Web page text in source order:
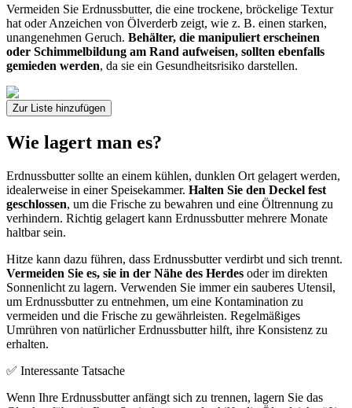
Vermeiden Sie Erdnussbutter, die eine trockene, bröckelige Textur
hat oder Anzeichen von Ölverderb zeigt, wie z. B. einen starken,
unangenehmen Geruch. Behälter, die manipuliert erscheinen
oder Schimmelbildung am Rand aufweisen, sollten ebenfalls
gemieden werden, da sie ein Gesundheitsrisiko darstellen.
Zur Liste hinzufügen
Wie lagert man es?
Erdnussbutter sollte an einem kühlen, dunklen Ort gelagert werden,
idealerweise in einer Speisekammer. Halten Sie den Deckel fest
geschlossen, um die Frische zu bewahren und eine Öltrennung zu
verhindern. Richtig gelagert kann Erdnussbutter mehrere Monate
haltbar sein.
Hitze kann dazu führen, dass Erdnussbutter verdirbt und sich trennt.
Vermeiden Sie es, sie in der Nähe des Herdes oder im direkten
Sonnenlicht zu lagern. Verwenden Sie immer ein sauberes Utensil,
um Erdnussbutter zu entnehmen, um eine Kontamination zu
vermeiden und die Frische zu gewährleisten. Regelmäßiges
Umrühren von natürlicher Erdnussbutter hilft, ihre Konsistenz zu
erhalten.
✅ Interessante Tatsache
Wenn Ihre Erdnussbutter anfängt sich zu trennen, lagern Sie das